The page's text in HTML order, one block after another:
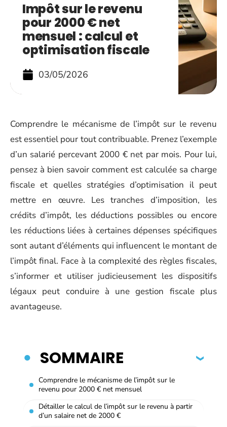
Impôt sur le revenu
pour 2000 € net
mensuel : calcul et
optimisation fiscale
03/05/2026
Comprendre le mécanisme de l’impôt sur le revenu
est essentiel pour tout contribuable. Prenez l’exemple
d’un salarié percevant 2000 € net par mois. Pour lui,
pensez à bien savoir comment est calculée sa charge
fiscale et quelles stratégies d’optimisation il peut
mettre en œuvre. Les tranches d’imposition, les
crédits d’impôt, les déductions possibles ou encore
les réductions liées à certaines dépenses spécifiques
sont autant d’éléments qui influencent le montant de
l’impôt final. Face à la complexité des règles fiscales,
s’informer et utiliser judicieusement les dispositifs
légaux peut conduire à une gestion fiscale plus
avantageuse.
SOMMAIRE
Comprendre le mécanisme de l’impôt sur le
revenu pour 2000 € net mensuel
Détailler le calcul de l’impôt sur le revenu à partir
d’un salaire net de 2000 €